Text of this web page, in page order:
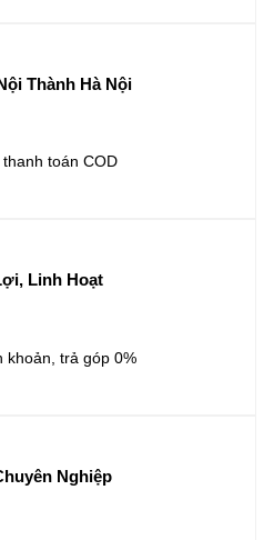
Thành Hà Nội
toán COD
Linh Hoạt
khoản, trả góp 0%
Nghiệp